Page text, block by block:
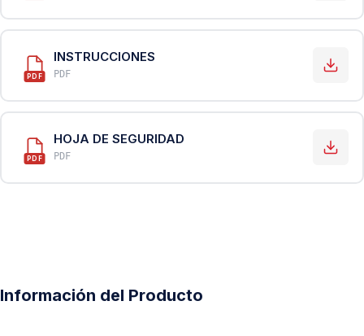
PDF
INSTRUCCIONES
PDF
PDF
HOJA DE SEGURIDAD
PDF
Información del Producto